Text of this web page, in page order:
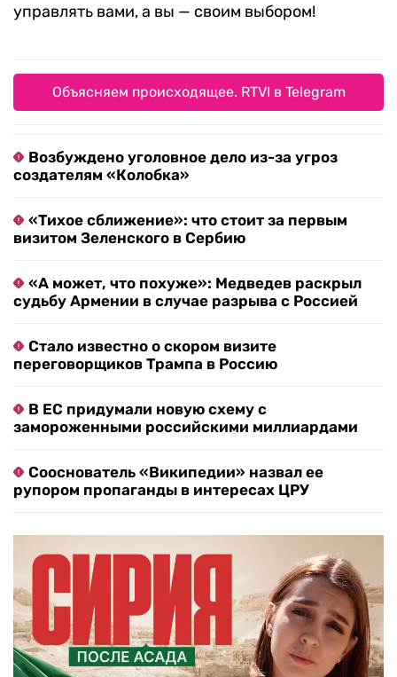
управлять вами, а вы — своим выбором!
Объясняем происходящее. RTVI в Telegram
Возбуждено уголовное дело из-за угроз
создателям «Колобка»
«Тихое сближение»: что стоит за первым
визитом Зеленского в Сербию
«А может, что похуже»: Медведев раскрыл
судьбу Армении в случае разрыва с Россией
Стало известно о скором визите
переговорщиков Трампа в Россию
В ЕС придумали новую схему с
замороженными российскими миллиардами
Сооснователь «Википедии» назвал ее
рупором пропаганды в интересах ЦРУ